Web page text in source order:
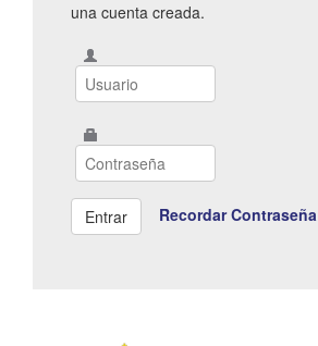
una cuenta creada.
Recordar Contraseña